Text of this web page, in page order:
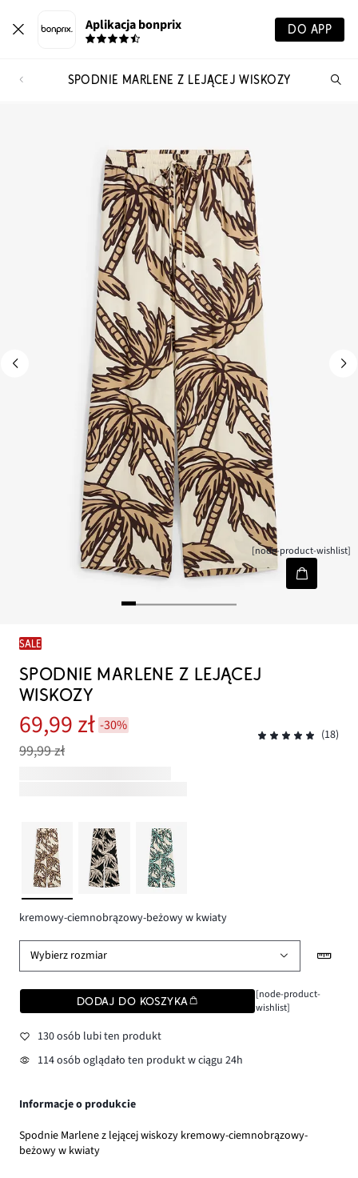
Aplikacja bonprix DO APP
SPODNIE MARLENE Z LEJĄCEJ WISKOZY
[node-product-wishlist]
SALE
SPODNIE MARLENE Z LEJĄCEJ
WISKOZY
69,99 zł -30%
99,99 zł
(18)
kremowy-ciemnobrązowy-beżowy w kwiaty
Wybierz rozmiar
DODAJ DO KOSZYKA
[node-product-
wishlist]
130 osób lubi ten produkt
114 osób oglądało ten produkt w ciągu 24h
Informacje o produkcie
Spodnie Marlene z lejącej wiskozy kremowy-ciemnobrązowy-
beżowy w kwiaty